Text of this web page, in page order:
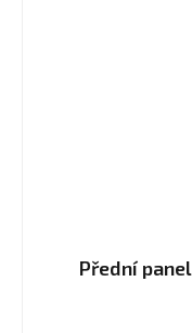
Přední